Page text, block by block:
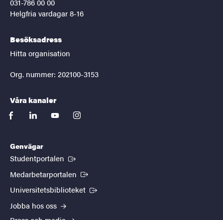
031-786 00 00
Helgfria vardagar 8-16
Besöksadress
Hitta organisation
Org. nummer: 202100-3153
Våra kanaler
facebooklinkedinyoutubeinstagram
Genvägar
Studentportalen (Extern länk)
Medarbetarportalen (Extern länk)
Universitetsbiblioteket (Extern länk)
Jobba hos oss